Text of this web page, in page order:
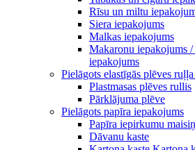
Rīsu un miltu
Siera iepakojums
Malkas iepakojums
Makaronu iepakojums
iepakojums
Pielāgots elastīgās plēves
Plastmasas plēves rullis
Pārklājuma plēve
Pielāgots papīra iepakojums
Papīra iepirkumu
Dāvanu kaste